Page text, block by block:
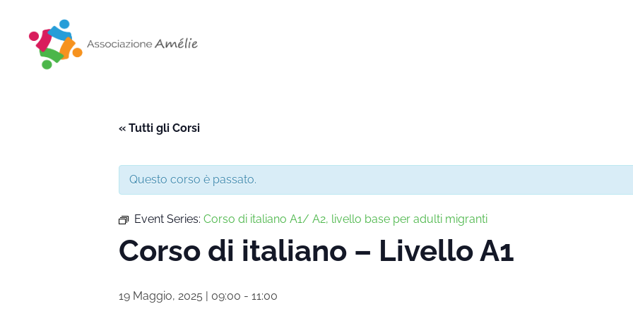
« Tutti gli Corsi
Questo corso è passato.
Event Series: Corso di italiano A1/ A2, livello base per adulti migranti
Corso di italiano – Livello A1
19 Maggio, 2025 | 09:00 - 11:00